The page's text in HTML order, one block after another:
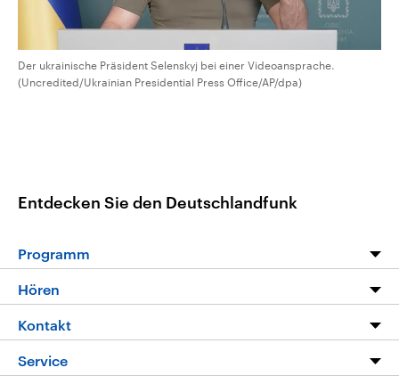
Der ukrainische Präsident Selenskyj bei einer Videoansprache.
(Uncredited/Ukrainian Presidential Press Office/AP/dpa)
Entdecken Sie den Deutschlandfunk
Programm
Programm
Die Nachrichten
Nachrichtenleicht
Hören
Livestream
Kontakt
Hörerservice
Service